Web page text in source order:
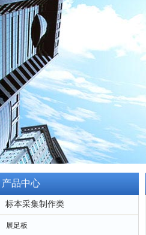
产品中心
标本采集制作类
展足板